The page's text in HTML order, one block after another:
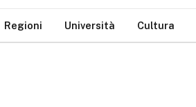
Regioni Università Cultura